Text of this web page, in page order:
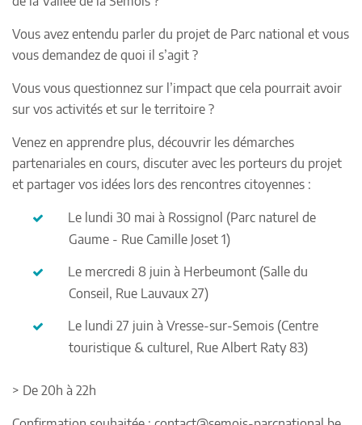
Vous avez entendu parler du projet de Parc national et vous
vous demandez de quoi il s’agit ?
Vous vous questionnez sur l’impact que cela pourrait avoir
sur vos activités et sur le territoire ?
Venez en apprendre plus, découvrir les démarches
partenariales en cours, discuter avec les porteurs du projet
et partager vos idées lors des rencontres citoyennes :
Le lundi 30 mai à Rossignol (Parc naturel de
Gaume - Rue Camille Joset 1)
Le mercredi 8 juin à Herbeumont (Salle du
Conseil, Rue Lauvaux 27)
Le lundi 27 juin à Vresse-sur-Semois (Centre
touristique & culturel, Rue Albert Raty 83)
> De 20h à 22h